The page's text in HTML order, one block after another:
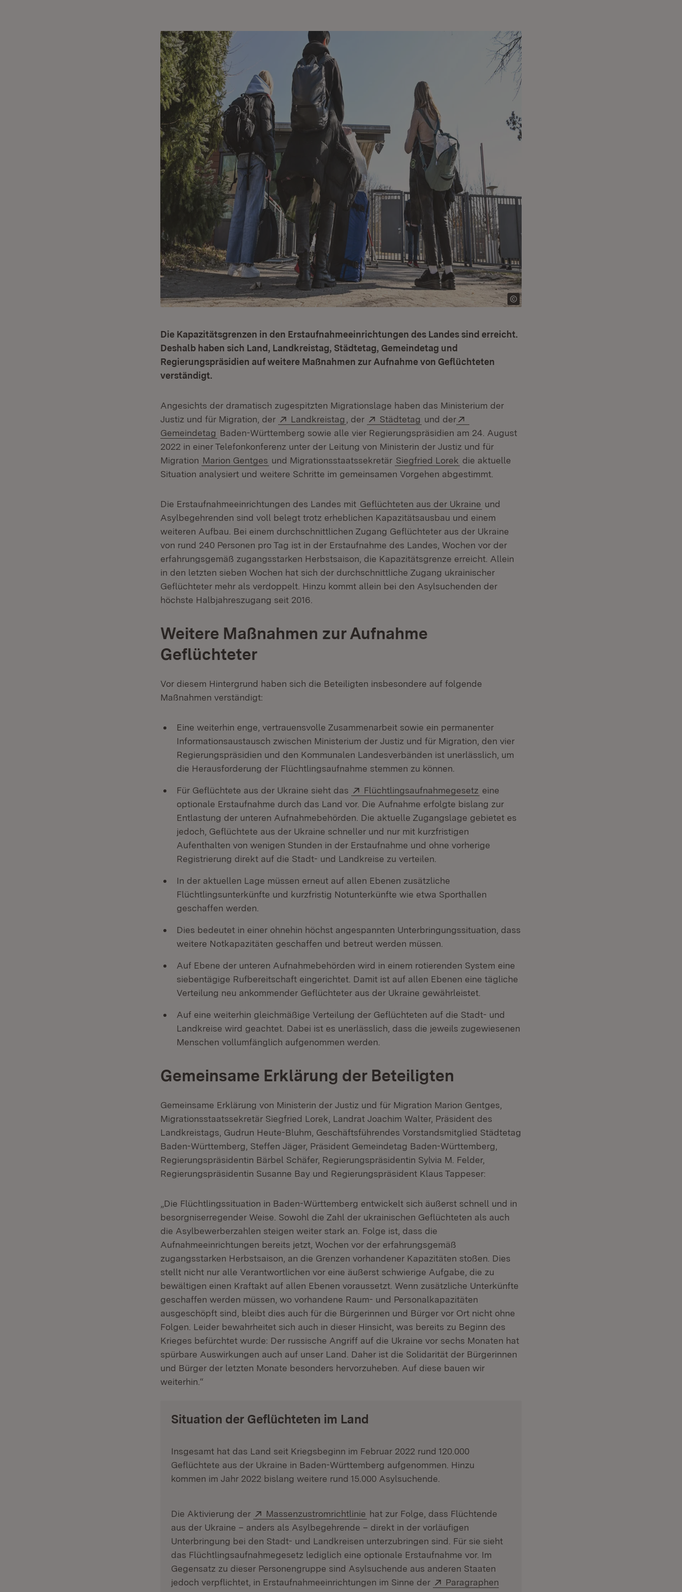
Die Kapazitätsgrenzen in den Erstaufnahmeeinrichtungen des Landes sind erreicht.
Deshalb haben sich Land, Landkreistag, Städtetag, Gemeindetag und
Regierungspräsidien auf weitere Maßnahmen zur Aufnahme von Geflüchteten
verständigt.
Angesichts der dramatisch zugespitzten Migrationslage haben das Ministerium der
Justiz und für Migration, der
Extern:
Landkreistag (Öffnet in neuem Fenster)
, der Extern:
Städtetag (Öffnet in neuem Fenster)
und der
Gemeindetag (Öffnet in neuem Fenster)
Baden-Württemberg sowie alle vier Regierungspräsidien am 24. August
2022 in einer Telefonkonferenz unter der Leitung von Ministerin der Justiz und für
Migration Marion Gentges und Migrationsstaatssekretär Siegfried Lorek die aktuelle
Situation analysiert und weitere Schritte im gemeinsamen Vorgehen abgestimmt.
Die Erstaufnahmeeinrichtungen des Landes mit Geflüchteten aus der Ukraine und
Asylbegehrenden sind voll belegt trotz erheblichen Kapazitätsausbau und einem
weiteren Aufbau. Bei einem durchschnittlichen Zugang Geflüchteter aus der Ukraine
von rund 240 Personen pro Tag ist in der Erstaufnahme des Landes, Wochen vor der
erfahrungsgemäß zugangsstarken Herbstsaison, die Kapazitätsgrenze erreicht. Allein
in den letzten sieben Wochen hat sich der durchschnittliche Zugang ukrainischer
Geflüchteter mehr als verdoppelt. Hinzu kommt allein bei den Asylsuchenden der
höchste Halbjahreszugang seit 2016.
Weitere Maßnahmen zur Aufnahme
Geflüchteter
Vor diesem Hintergrund haben sich die Beteiligten insbesondere auf folgende
Maßnahmen verständigt:
Eine weiterhin enge, vertrauensvolle Zusammenarbeit sowie ein permanenter
Informationsaustausch zwischen Ministerium der Justiz und für Migration, den vier
Regierungspräsidien und den Kommunalen Landesverbänden ist unerlässlich, um
die Herausforderung der Flüchtlingsaufnahme stemmen zu können.
Für Geflüchtete aus der Ukraine sieht das Extern:
Flüchtlingsaufnahmegesetz (Öffnet in neuem Fenster)
eine
optionale Erstaufnahme durch das Land vor. Die Aufnahme erfolgte bislang zur
Entlastung der unteren Aufnahmebehörden. Die aktuelle Zugangslage gebietet es
jedoch, Geflüchtete aus der Ukraine schneller und nur mit kurzfristigen
Aufenthalten von wenigen Stunden in der Erstaufnahme und ohne vorherige
Registrierung direkt auf die Stadt- und Landkreise zu verteilen.
In der aktuellen Lage müssen erneut auf allen Ebenen zusätzliche
Flüchtlingsunterkünfte und kurzfristig Notunterkünfte wie etwa Sporthallen
geschaffen werden.
Dies bedeutet in einer ohnehin höchst angespannten Unterbringungssituation, dass
weitere Notkapazitäten geschaffen und betreut werden müssen.
Auf Ebene der unteren Aufnahmebehörden wird in einem rotierenden System eine
siebentägige Rufbereitschaft eingerichtet. Damit ist auf allen Ebenen eine tägliche
Verteilung neu ankommender Geflüchteter aus der Ukraine gewährleistet.
Auf eine weiterhin gleichmäßige Verteilung der Geflüchteten auf die Stadt- und
Landkreise wird geachtet. Dabei ist es unerlässlich, dass die jeweils zugewiesenen
Menschen vollumfänglich aufgenommen werden.
Gemeinsame Erklärung der Beteiligten
Gemeinsame Erklärung von Ministerin der Justiz und für Migration Marion Gentges,
Migrationsstaatssekretär Siegfried Lorek, Landrat Joachim Walter, Präsident des
Landkreistags, Gudrun Heute-Bluhm, Geschäftsführendes Vorstandsmitglied Städtetag
Baden-Württemberg, Steffen Jäger, Präsident Gemeindetag Baden-Württemberg,
Regierungspräsidentin Bärbel Schäfer, Regierungspräsidentin Sylvia M. Felder,
Regierungspräsidentin Susanne Bay und Regierungspräsident Klaus Tappeser:
„Die Flüchtlingssituation in Baden-Württemberg entwickelt sich äußerst schnell und in
besorgniserregender Weise. Sowohl die Zahl der ukrainischen Geflüchteten als auch
die Asylbewerberzahlen steigen weiter stark an. Folge ist, dass die
Aufnahmeeinrichtungen bereits jetzt, Wochen vor der erfahrungsgemäß
zugangsstarken Herbstsaison, an die Grenzen vorhandener Kapazitäten stoßen. Dies
stellt nicht nur alle Verantwortlichen vor eine äußerst schwierige Aufgabe, die zu
bewältigen einen Kraftakt auf allen Ebenen voraussetzt. Wenn zusätzliche Unterkünfte
geschaffen werden müssen, wo vorhandene Raum- und Personalkapazitäten
ausgeschöpft sind, bleibt dies auch für die Bürgerinnen und Bürger vor Ort nicht ohne
Folgen. Leider bewahrheitet sich auch in dieser Hinsicht, was bereits zu Beginn des
Krieges befürchtet wurde: Der russische Angriff auf die Ukraine vor sechs Monaten hat
spürbare Auswirkungen auch auf unser Land. Daher ist die Solidarität der Bürgerinnen
und Bürger der letzten Monate besonders hervorzuheben. Auf diese bauen wir
weiterhin.“
Situation der Geflüchteten im Land
Insgesamt hat das Land seit Kriegsbeginn im Februar 2022 rund 120.000
Geflüchtete aus der Ukraine in Baden-Württemberg aufgenommen. Hinzu
kommen im Jahr 2022 bislang weitere rund 15.000 Asylsuchende.
Die Aktivierung der Extern:
Massenzustromrichtlinie (Öffnet in neuem Fenster)
hat zur Folge, dass Flüchtende
aus der Ukraine – anders als Asylbegehrende – direkt in der vorläufigen
Unterbringung bei den Stadt- und Landkreisen unterzubringen sind. Für sie sieht
das Flüchtlingsaufnahmegesetz lediglich eine optionale Erstaufnahme vor. Im
Gegensatz zu dieser Personengruppe sind Asylsuchende aus anderen Staaten
jedoch verpflichtet, in Erstaufnahmeeinrichtungen im Sinne der
Extern:
Paragraphen